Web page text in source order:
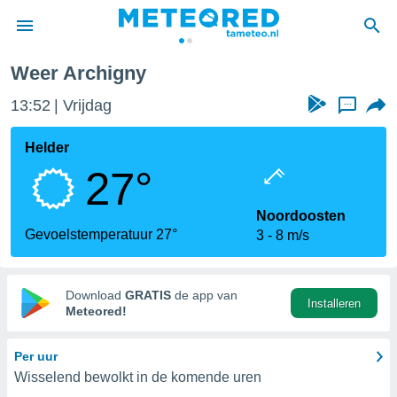
door
verstrekte
hoge
hebt de
voor
op basis
Weer Archigny
13:52 Vrijdag ...
Helder
27°
Gevoelstemperatuur 27°
Noordoosten
3
8 m/s
Download GRATIS de app van
Meteored!
Installeren
Per uur
Wisselend bewolkt in de komende uren